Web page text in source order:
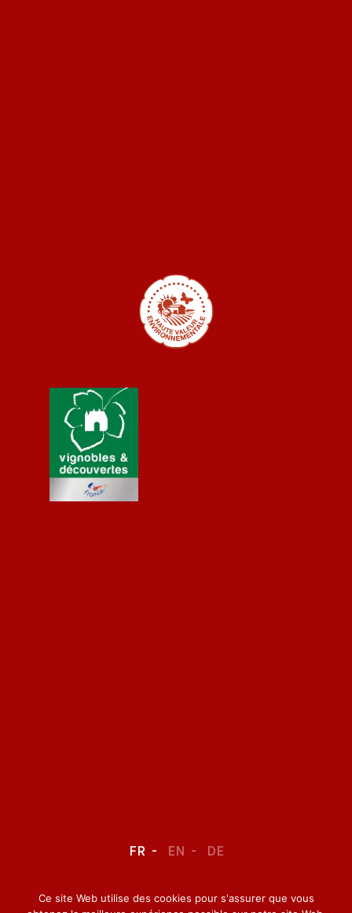
FR EN DE
LEGAL NOTICE–CONFIDENTIALITY
Ce site Web utilise des cookies pour s'assurer que vous